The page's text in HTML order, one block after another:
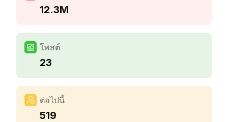
12.3M
โพสต์
23
ต่อไปนี้
519